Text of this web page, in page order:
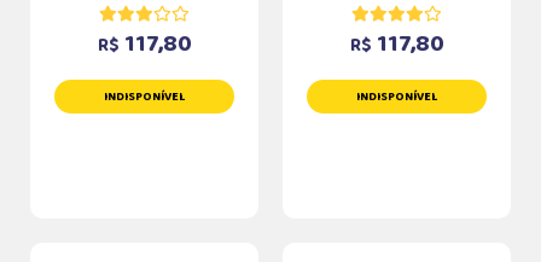
R$ 117,80
INDISPONÍVEL
R$ 117,80
INDISPONÍVEL